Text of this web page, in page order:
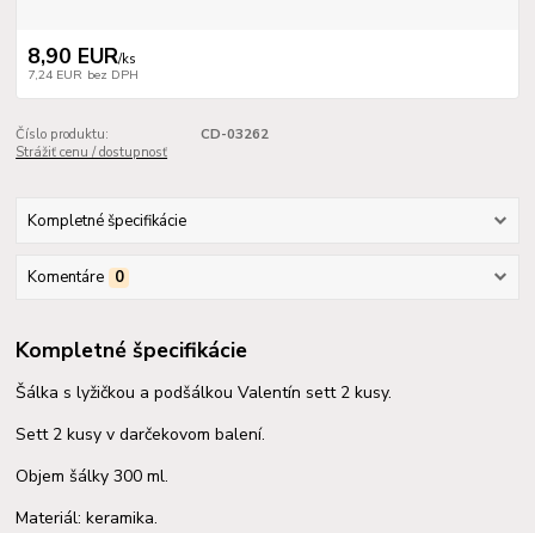
8,90 EUR/ks
7,24 EUR bez DPH
Číslo produktu:
CD-03262
Strážiť cenu / dostupnosť
Kompletné špecifikácie
Komentáre 0
Kompletné špecifikácie
Šálka s lyžičkou a podšálkou Valentín sett 2 kusy.
Sett 2 kusy v darčekovom balení.
Objem šálky 300 ml.
Materiál: keramika.